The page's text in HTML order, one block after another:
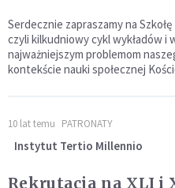
Serdecznie zapraszamy na
czyli kilkudniowy cykl wykładów
najważniejszym problemom
kontekście nauki społecznej
10 lat temu PATRONATY
Instytut Tertio Millennio
Rekrutacja na XLI i